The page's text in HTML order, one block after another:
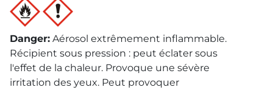
Danger: Aérosol extrêmement inflammable.
Récipient sous pression : peut éclater sous
l'effet de la chaleur. Provoque une sévère
irritation des yeux. Peut provoquer